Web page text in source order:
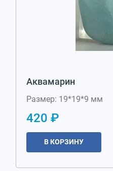
Аквамарин
Размер: 19*19*9 мм
420 ₽
В КОРЗИНУ